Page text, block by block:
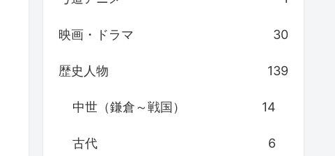
映画・ドラマ 30
歴史人物 139
中世（鎌倉～戦国） 14
古代 6